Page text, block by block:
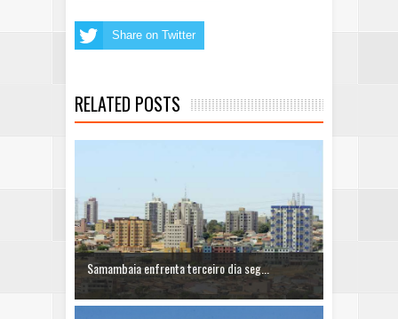
Share on Twitter
RELATED POSTS
Samambaia enfrenta terceiro dia seg...